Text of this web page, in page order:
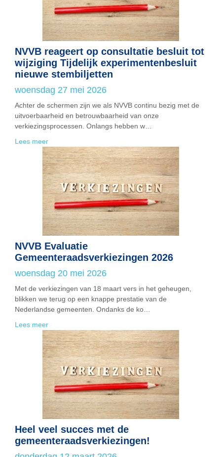
NVVB reageert op consultatie besluit tot
wijziging Tijdelijk experimentenbesluit
nieuwe stembiljetten
woensdag 27 mei 2026
Achter de schermen zijn we als NVVB continu bezig met de
uitvoerbaarheid en betrouwbaarheid van onze
verkiezingsprocessen. Onlangs hebben w…
Lees meer
NVVB Evaluatie
Gemeenteraadsverkiezingen 2026
woensdag 20 mei 2026
Met de verkiezingen van 18 maart vers in het geheugen,
blikken we terug op een knappe prestatie van de
Nederlandse gemeenten. Ondanks de ko…
Lees meer
Heel veel succes met de
gemeenteraadsverkiezingen!